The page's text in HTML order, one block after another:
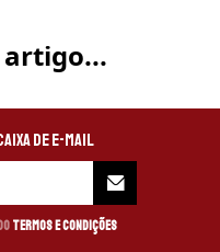
Sesko como
de Harry